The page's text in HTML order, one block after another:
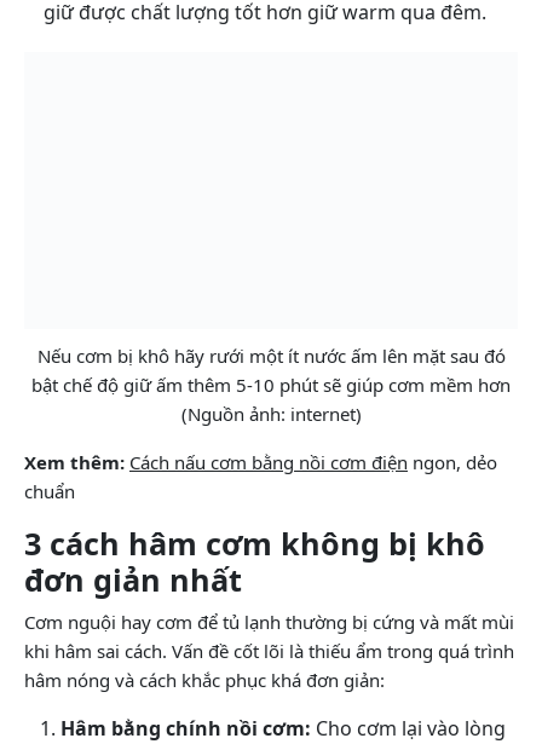
giữ được chất lượng tốt hơn giữ warm qua đêm.
Nếu cơm bị khô hãy rưới một ít nước ấm lên mặt sau đó
bật chế độ giữ ấm thêm 5-10 phút sẽ giúp cơm mềm hơn
(Nguồn ảnh: internet)
Xem thêm: Cách nấu cơm bằng nồi cơm điện ngon, dẻo
chuẩn
3 cách hâm cơm không bị khô
đơn giản nhất
Cơm nguội hay cơm để tủ lạnh thường bị cứng và mất mùi
khi hâm sai cách. Vấn đề cốt lõi là thiếu ẩm trong quá trình
hâm nóng và cách khắc phục khá đơn giản:
Hâm bằng chính nồi cơm: Cho cơm lại vào lòng